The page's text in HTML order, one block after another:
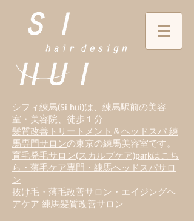
シフィ練馬(Si hui)は、 練馬駅前の美容
室・美容院、徒歩１分
髪質改善トリートメント ＆ヘッドスパ 練
馬専門サロンの東京の練馬美容室です。
育毛発毛サロン(スカルプケア)parkはこち
ら・薄毛ケア専門・練馬ヘッドスパサロ
ン
抜け毛・薄毛改善サロン・ エイジングヘ
アケア 練馬髪質改善サロン